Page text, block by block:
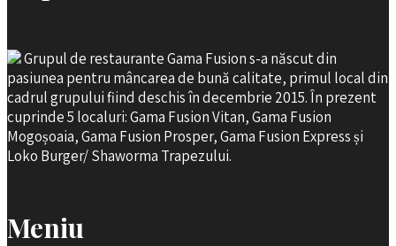
Grupul de restaurante Gama Fusion s-a născut din
pasiunea pentru mâncarea de bună calitate, primul local din
cadrul grupului fiind deschis în decembrie 2015. În prezent
cuprinde 5 localuri: Gama Fusion Vitan, Gama Fusion
Mogoșoaia, Gama Fusion Prosper, Gama Fusion Express și
Loko Burger/ Shaworma Trapezului.
Meniu